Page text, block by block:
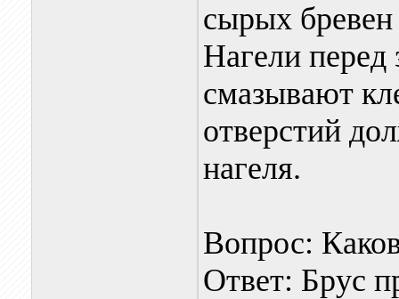
сырых
Нагели перед
смазывают
отверстий
нагеля.
Вопрос:
Ответ: Брус